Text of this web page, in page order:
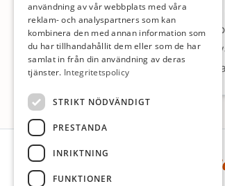
som du delar
angiven i
Vi gör aktiva
Sidfot
användning av vår webbplats med våra
reklam- och analyspartners som kan
kombinera den med annan information som
du har tillhandahållit dem eller som de har
samlat in från din användning av deras
tjänster. Integritetspolicy
STRIKT NÖDVÄNDIGT
PRESTANDA
INRIKTNING
FUNKTIONER